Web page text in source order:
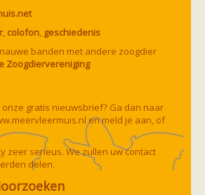
, colofon, geschiedenis
banden met andere zoogdier
Zoogdiervereniging
gratis nieuwsbrief? Ga dan naar
en meld je aan, of
zeer serieus. We zullen uw contact
delen.